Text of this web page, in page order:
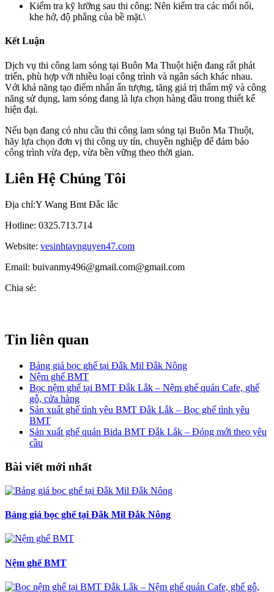
Kiểm tra kỹ lưỡng sau thi công: Nên kiểm tra các mối nối,
khe hở, độ phẳng của bề mặt.\
Kết Luận
Dịch vụ thi công lam sóng tại Buôn Ma Thuột hiện đang rất phát
triển, phù hợp với nhiều loại công trình và ngân sách khác nhau.
Với khả năng tạo điểm nhấn ấn tượng, tăng giá trị thẩm mỹ và công
năng sử dụng, lam sóng đang là lựa chọn hàng đầu trong thiết kế
hiện đại.
Nếu bạn đang có nhu cầu thi công lam sóng tại Buôn Ma Thuột,
hãy lựa chọn đơn vị thi công uy tín, chuyên nghiệp để đảm bảo
công trình vừa đẹp, vừa bền vững theo thời gian.
Liên Hệ Chúng Tôi
Địa chỉ:Y Wang Bmt Đắc lắc
Hotline: 0325.713.714
Website: vesinhtaynguyen47.com
Email: buivanmy496@gmail.com@gmail.com
Chia sẻ:
Tin liên quan
Bảng giá bọc ghế tại Đắk Mil Đắk Nông
Nệm ghế BMT
Bọc nệm ghế tại BMT Đắk Lắk – Nệm ghế quán Cafe, ghế
gỗ, cửa hàng
Sản xuất ghế tình yêu BMT Đắk Lắk – Bọc ghế tình yêu
BMT
Sản xuất ghế quán Bida BMT Đắk Lắk – Đóng mới theo yêu
cầu
Bài viết mới nhất
Bảng giá bọc ghế tại Đắk Mil Đắk Nông
Nệm ghế BMT